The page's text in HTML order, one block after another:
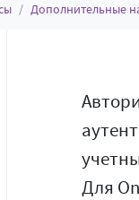
Дополнительные
Для